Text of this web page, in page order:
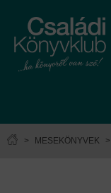
> MESEKÖNYVEK >